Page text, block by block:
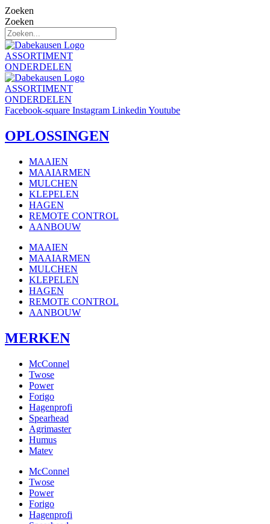
Zoeken
Zoeken
ASSORTIMENT
ONDERDELEN
ASSORTIMENT
ONDERDELEN
Facebook-square Instagram LinkedinYoutube
OPLOSSINGEN
MAAIEN
MAAIARMEN
MULCHEN
KLEPELEN
HAGEN
REMOTE CONTROL
AANBOUW
MAAIEN
MAAIARMEN
MULCHEN
KLEPELEN
HAGEN
REMOTE CONTROL
AANBOUW
MERKEN
McConnel
Twose
Power
Forigo
Hagenprofi
Spearhead
Agrimaster
Humus
Matev
McConnel
Twose
Power
Forigo
Hagenprofi